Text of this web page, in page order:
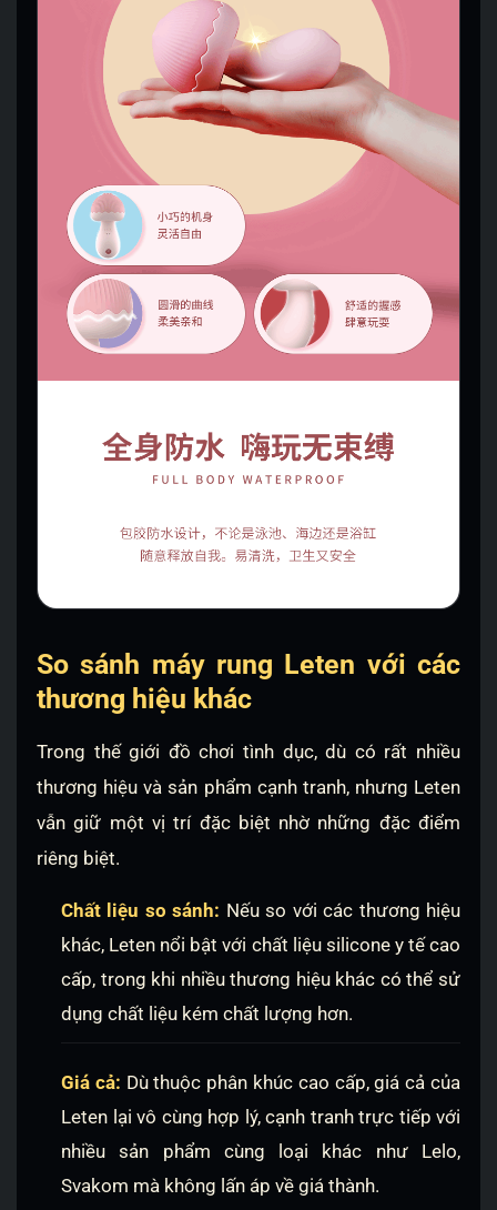
So sánh máy rung Leten với các
thương hiệu khác
Trong thế giới đồ chơi tình dục, dù có rất nhiều
thương hiệu và sản phẩm cạnh tranh, nhưng Leten
vẫn giữ một vị trí đặc biệt nhờ những đặc điểm
riêng biệt.
Chất liệu so sánh: Nếu so với các thương hiệu
khác, Leten nổi bật với chất liệu silicone y tế cao
cấp, trong khi nhiều thương hiệu khác có thể sử
dụng chất liệu kém chất lượng hơn.
Giá cả: Dù thuộc phân khúc cao cấp, giá cả của
Leten lại vô cùng hợp lý, cạnh tranh trực tiếp với
nhiều sản phẩm cùng loại khác như Lelo,
Svakom mà không lấn áp về giá thành.